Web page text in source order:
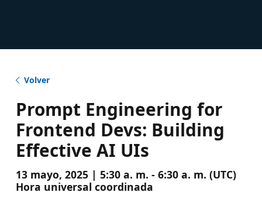
Volver
Prompt Engineering for
Frontend Devs: Building
Effective AI UIs
13 mayo, 2025 | 5:30 a. m. - 6:30 a. m. (UTC)
Hora universal coordinada